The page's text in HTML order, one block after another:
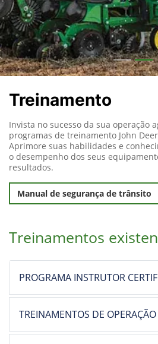
Treinamento
Invista no sucesso da sua operação
programas de treinamento John
Aprimore suas habilidades e
o desempenho dos seus
resultados.
Manual de segurança de trânsito
Treinamentos
PROGRAMA INSTRUTOR
TREINAMENTOS DE OPERAÇÃO